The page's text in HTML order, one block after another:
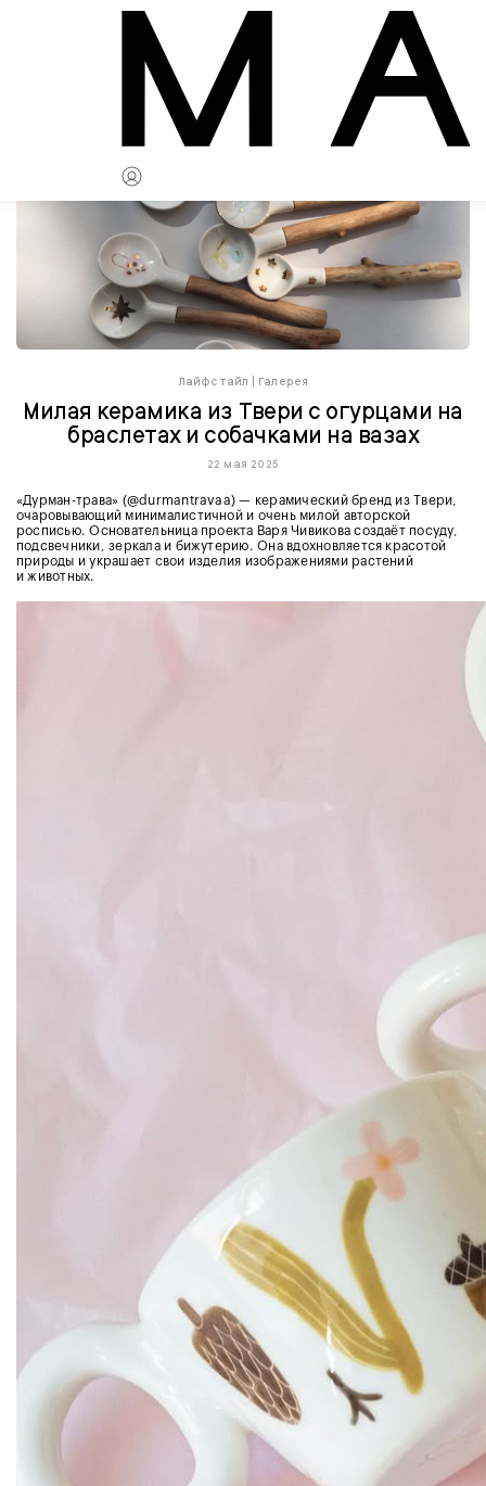
Лайфстайл Галерея
Милая керамика из Твери с огурцами на
браслетах и собачками на вазах
22 мая 2025
«Дурман-трава» (@durmantravaa) — керамический бренд из Твери,
очаровывающий минималистичной и очень милой авторской
росписью. Основательница проекта Варя Чивикова создаёт посуду,
подсвечники, зеркала и бижутерию. Она вдохновляется красотой
природы и украшает свои изделия изображениями растений
и животных.